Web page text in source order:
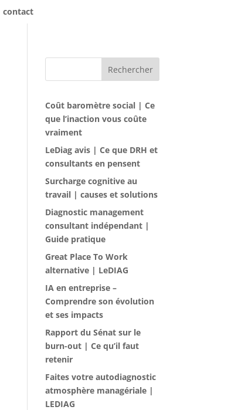
contact
Rechercher
Coût baromètre social | Ce
que l’inaction vous coûte
vraiment
LeDiag avis | Ce que DRH et
consultants en pensent
Surcharge cognitive au
travail | causes et solutions
Diagnostic management
consultant indépendant |
Guide pratique
Great Place To Work
alternative | LeDIAG
IA en entreprise –
Comprendre son évolution
et ses impacts
Rapport du Sénat sur le
burn-out | Ce qu’il faut
retenir
Faites votre autodiagnostic
atmosphère managériale |
LEDIAG